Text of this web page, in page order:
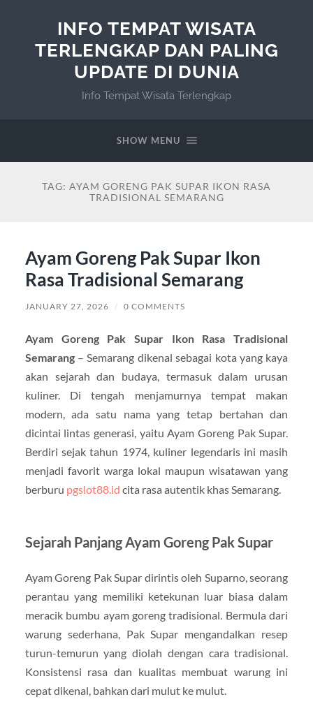
INFO TEMPAT WISATA
TERLENGKAP DAN PALING
UPDATE DI DUNIA
Info Tempat Wisata Terlengkap
SHOW MENU
TAG: AYAM GORENG PAK SUPAR IKON RASA
TRADISIONAL SEMARANG
Ayam Goreng Pak Supar Ikon
Rasa Tradisional Semarang
JANUARY 27, 2026 / 0 COMMENTS
Ayam Goreng Pak Supar Ikon Rasa Tradisional
Semarang– Semarang dikenal sebagai kota yang kaya
akan sejarah dan budaya, termasuk dalam urusan
kuliner. Di tengah menjamurnya tempat makan
modern, ada satu nama yang tetap bertahan dan
dicintai lintas generasi, yaitu Ayam Goreng Pak Supar.
Berdiri sejak tahun 1974, kuliner legendaris ini masih
menjadi favorit warga lokal maupun wisatawan yang
berburu pgslot88.id cita rasa autentik khas Semarang.
Sejarah Panjang Ayam Goreng Pak Supar
Ayam Goreng Pak Supar dirintis oleh Suparno, seorang
perantau yang memiliki ketekunan luar biasa dalam
meracik bumbu ayam goreng tradisional. Bermula dari
warung sederhana, Pak Supar mengandalkan resep
turun-temurun yang diolah dengan cara tradisional.
Konsistensi rasa dan kualitas membuat warung ini
cepat dikenal, bahkan dari mulut ke mulut.